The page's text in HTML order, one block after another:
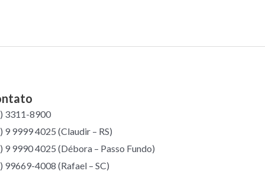
3311-8900
9 9999 4025 (Claudir – RS)
9 9990 4025 (Débora – Passo Fundo)
99669-4008 (Rafael – SC)